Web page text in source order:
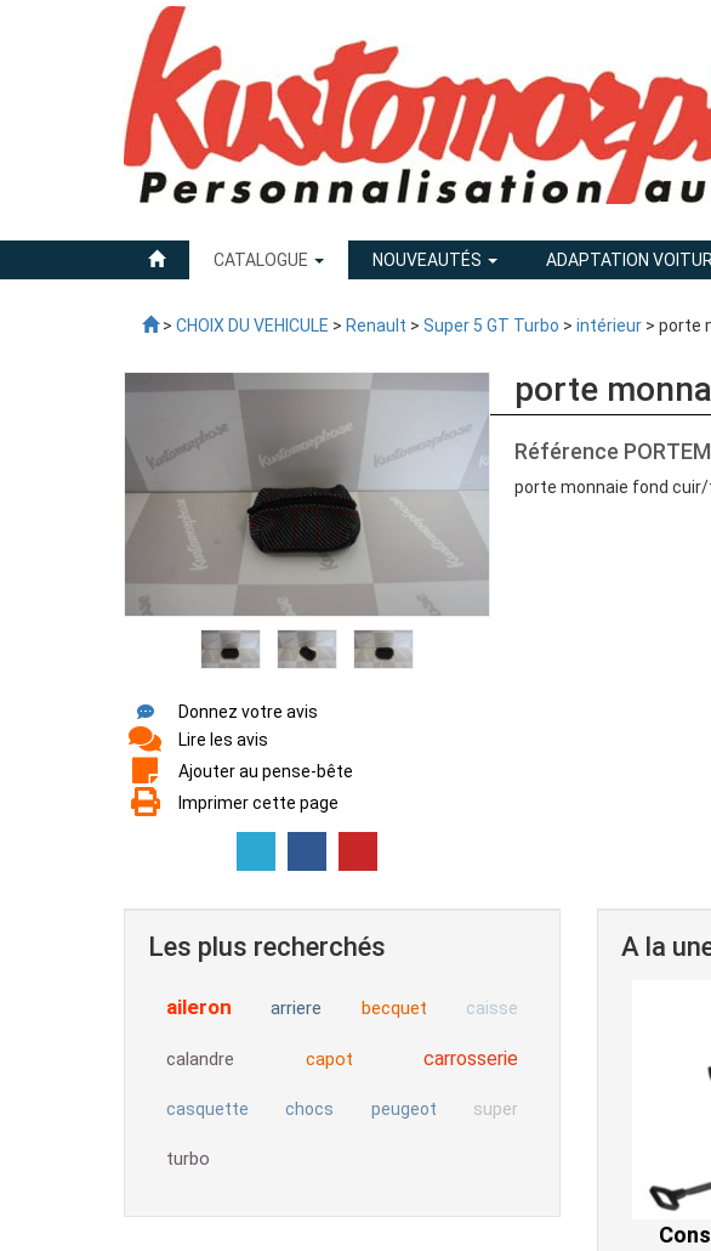
CATALOGUE NOUVEAUTÉS ADAPTATION
> CHOIX DU VEHICULE > Renault > Super 5 GT Turbo > intérieur > porte
Donnez votre avis
Lire les avis
Ajouter au pense-bête
Imprimer cette page
porte
Référence
porte monnaie fond
Les plus recherchés
aileron arriere becquet caisse
calandre capot carrosserie
casquette chocs peugeot super
turbo
A la